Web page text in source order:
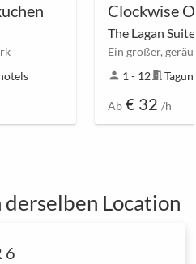
Clockwise
The Lagan Suite
person 1 - 12meeting_room
Ab € 32 /h
derselben Location
6